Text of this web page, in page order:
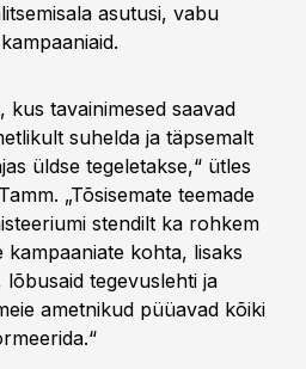
asutusi, vabu
kus tavainimesed saavad
suhelda ja täpsemalt
üldse tegeletakse,“ ütles
„Tõsisemate teemade
stendilt ka rohkem
kohta, lisaks
tegevuslehti ja
ametnikud püüavad kõiki